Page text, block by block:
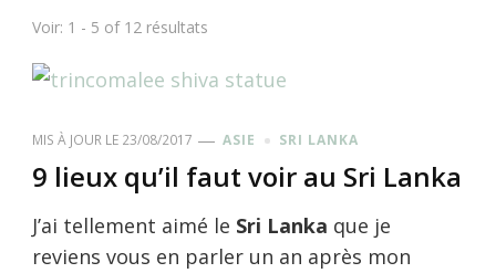
Voir: 1 - 5 of 12 résultats
MIS À JOUR LE 23/08/2017 ASIE SRI LANKA
9 lieux qu’il faut voir au Sri Lanka
J’ai tellement aimé le Sri Lanka que je
reviens vous en parler un an après mon